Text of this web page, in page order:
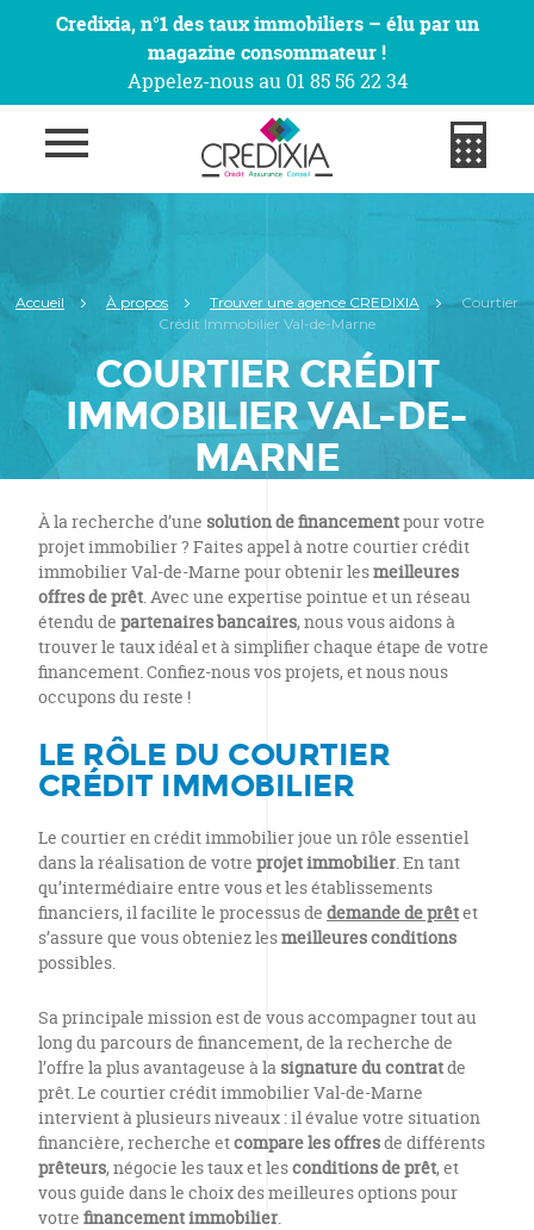
Credixia, n°1 des taux immobiliers – élu par un
magazine consommateur !
Appelez-nous au 01 85 56 22 34
Accueil À propos Trouver une agence CREDIXIA
Courtier
Crédit Immobilier Val-de-Marne
COURTIER CRÉDIT
IMMOBILIER VAL-DE-
MARNE
À la recherche d’une solution de financementpour votre
projet immobilier ? Faites appel à notre courtier crédit
immobilier Val-de-Marne pour obtenir lesmeilleures
offres de prêt. Avec une expertise pointue et un réseau
étendu de partenaires bancaires, nous vous aidons à
trouver le taux idéal et à simplifier chaque étape de votre
financement. Confiez-nous vos projets, et nous nous
occupons du reste !
LE RÔLE DU COURTIER
CRÉDIT IMMOBILIER
Le courtier en crédit immobilier joue un rôle essentiel
dans la réalisation de votre projet immobilier. En tant
qu’intermédiaire entre vous et les établissements
financiers, il facilite le processus de demande de prêtet
s’assure que vous obteniez lesmeilleures conditions
possibles.
Sa principale mission est de vous accompagner tout au
long du parcours de financement, de la recherche de
l’offre la plus avantageuse à la signature du contratde
prêt. Le courtier crédit immobilier Val-de-Marne
intervient à plusieurs niveaux : il évalue votre situation
financière, recherche etcompare les offresde différents
prêteurs, négocie les taux et lesconditions de prêt, et
vous guide dans le choix des meilleures options pour
votre financement immobilier.